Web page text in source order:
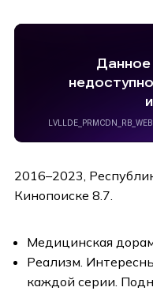
2016–2023,
Кинопоиске 8.7.
Медицинская
Реализм.
каждой серии.